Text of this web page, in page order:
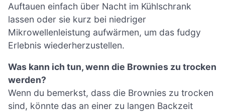
Auftauen einfach über Nacht im Kühlschrank
lassen oder sie kurz bei niedriger
Mikrowellenleistung aufwärmen, um das fudgy
Erlebnis wiederherzustellen.
Was kann ich tun, wenn die Brownies zu trocken
werden?
Wenn du bemerkst, dass die Brownies zu trocken
sind, könnte das an einer zu langen Backzeit